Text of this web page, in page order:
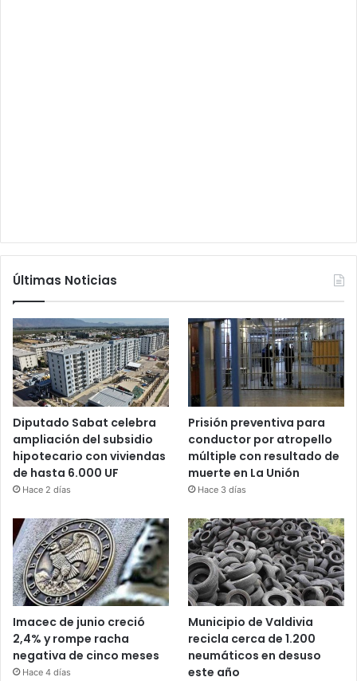
Últimas Noticias
Diputado Sabat celebra
ampliación del subsidio
hipotecario con viviendas
de hasta 6.000 UF
Hace 2 días
Prisión preventiva para
conductor por atropello
múltiple con resultado de
muerte en La Unión
Hace 3 días
Imacec de junio creció
2,4% y rompe racha
negativa de cinco meses
Hace 4 días
Municipio de Valdivia
recicla cerca de 1.200
neumáticos en desuso
este año